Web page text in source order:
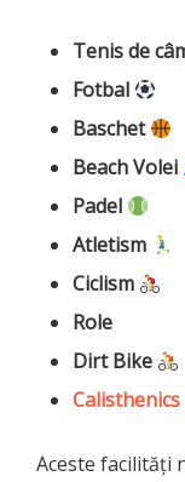
Tenis de
Fotbal
Baschet
Beach Volei
Padel
Atletism
Ciclism
Role
Dirt Bike
Calisthenics
Aceste facilități